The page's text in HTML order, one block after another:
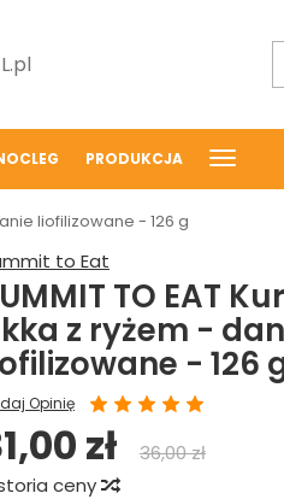
PRODUKCJA
liofilizowane - 126 g
to Eat
TO EAT
z ryżem -
- 126
Opinię
zł
36,00 zł
ceny